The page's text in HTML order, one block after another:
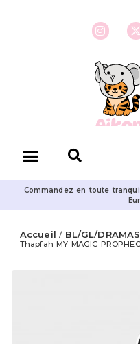
Commandez en toute
Accueil / BL/GL/DRAMAS
Thapfah MY MAGIC